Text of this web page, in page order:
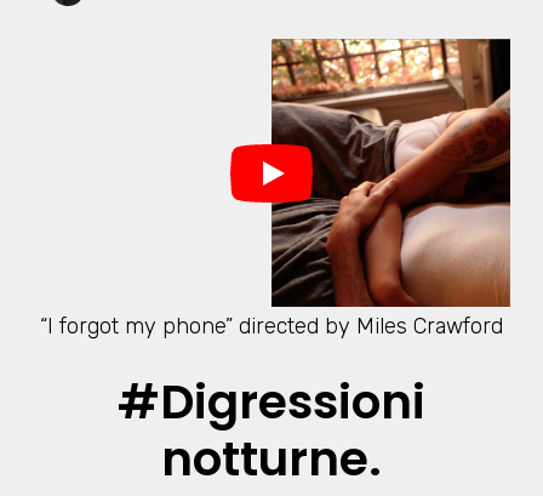
“I forgot my phone” directed by Miles Crawford
#Digressioni
notturne.